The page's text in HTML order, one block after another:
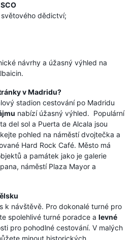
dědictví;
návrhy a úžasný výhled na
v Madridu?
stadion cestování po Madridu
nabízí úžasný výhled. Populární
del sol a Puerta de Alcala jsou
pohled na náměstí dvojtečka a
Hard Rock Café. Město má
a památek jako je galerie
náměstí Plaza Mayor a
k návštěvě. Pro dokonalé turné pro
spolehlivé turné poradce a levné
pro pohodlné cestování. V malých
minout historických